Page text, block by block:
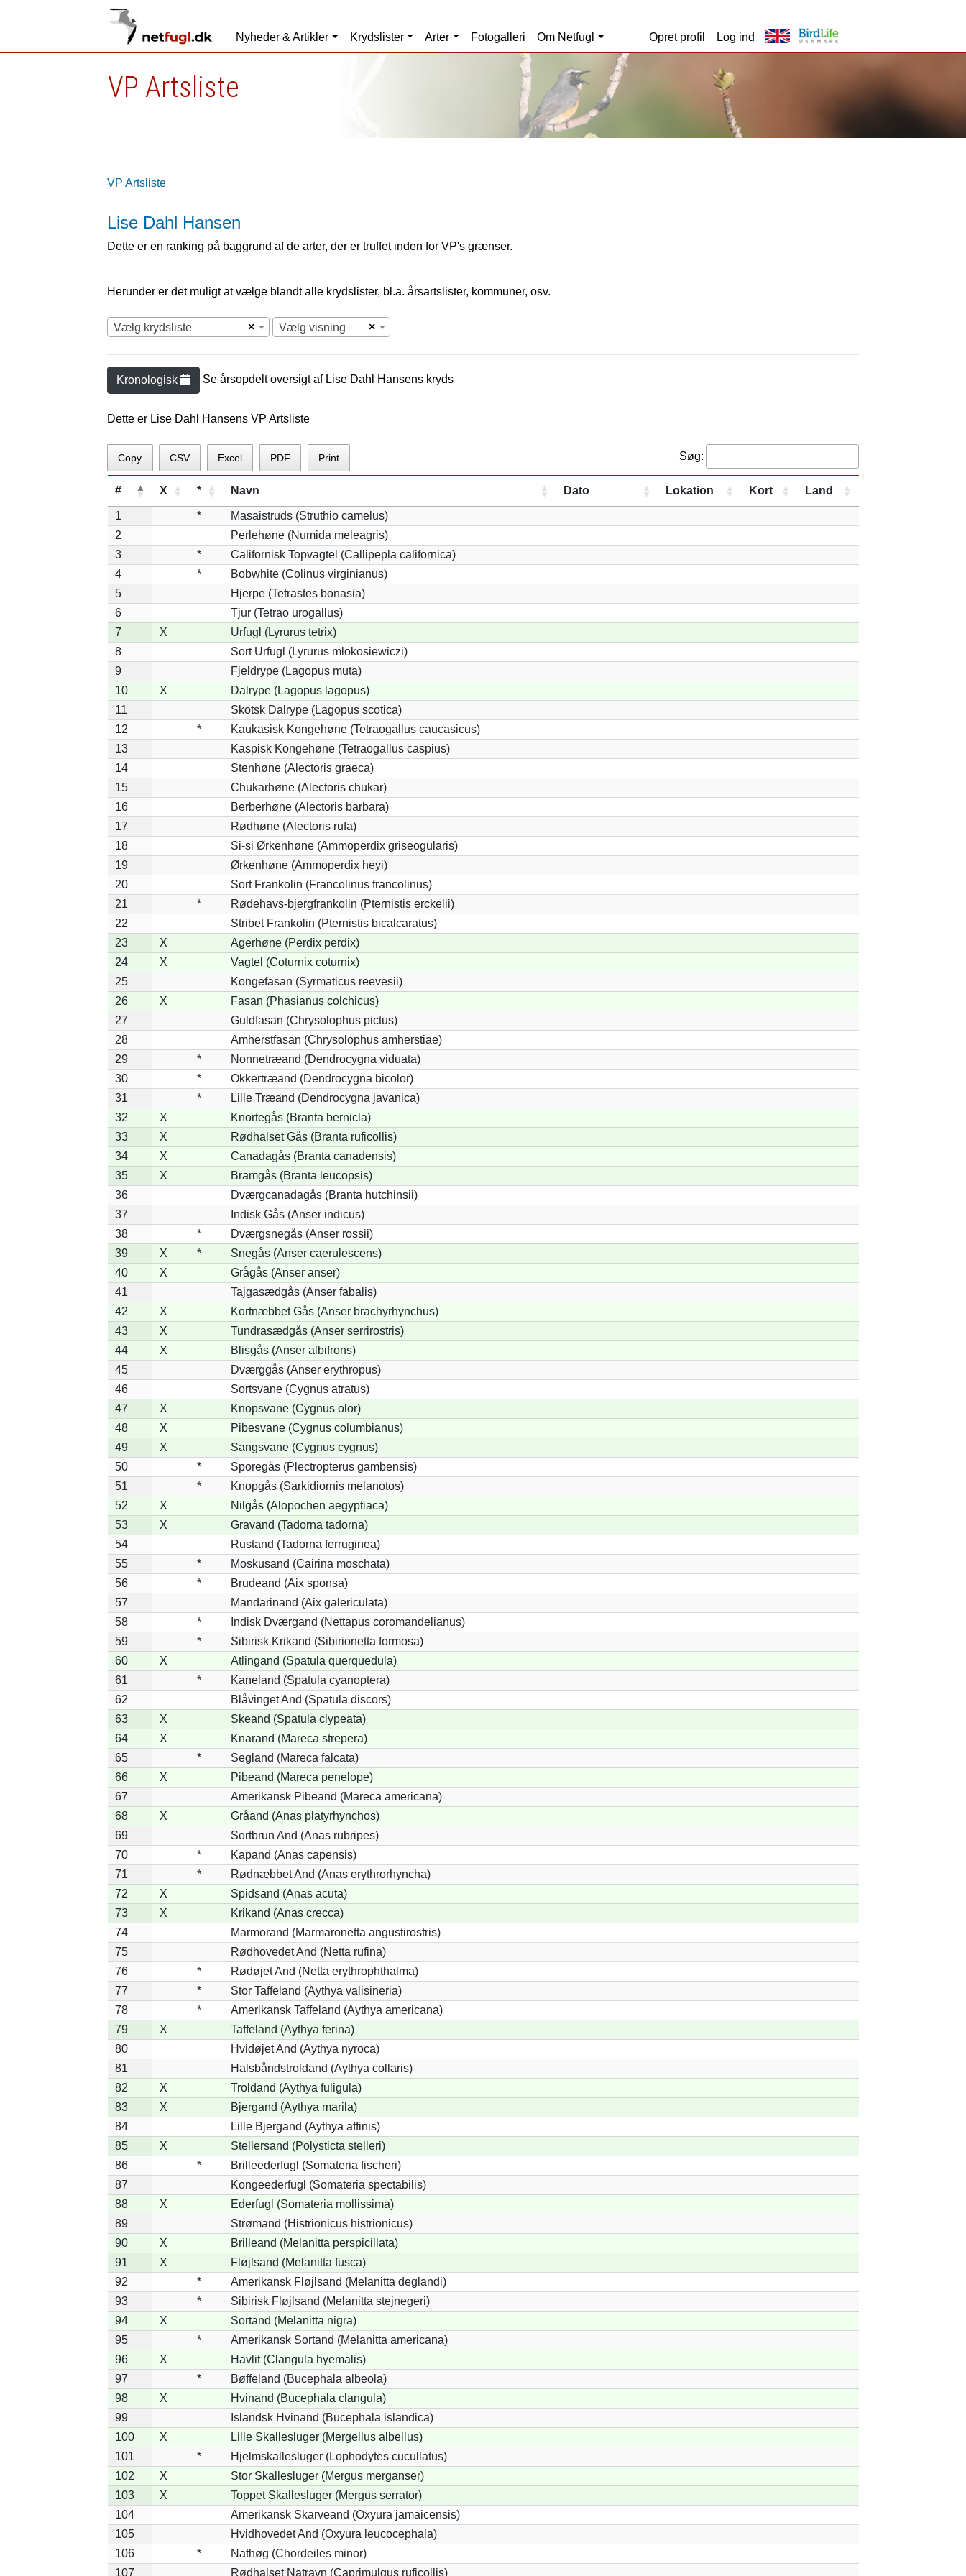
Nyheder & Artikler Krydslister Arter Fotogalleri Om Netfugl Opret profil Log ind
VP Artsliste
VP Artsliste
Lise Dahl Hansen
Dette er en ranking på baggrund af de arter, der er truffet inden for VP's grænser.
Herunder er det muligt at vælge blandt alle krydslister, bl.a. årsartslister, kommuner, osv.
×
Vælg krydsliste ×
Vælg visning
Kronologisk Se årsopdelt oversigt af Lise Dahl Hansens kryds
Dette er Lise Dahl Hansens VP Artsliste
Copy CSV Excel PDF Print Søg:
# X * Navn Dato Lokation Kort Land
1 *
Masaistruds (Struthio camelus)
2
Perlehøne (Numida meleagris)
3
*
Californisk Topvagtel (Callipepla californica)
4
*
Bobwhite (Colinus virginianus)
5
Hjerpe (Tetrastes bonasia)
6
Tjur (Tetrao urogallus)
7
X
Urfugl (Lyrurus tetrix)
8
Sort Urfugl (Lyrurus mlokosiewiczi)
9
Fjeldrype (Lagopus muta)
10
X
Dalrype (Lagopus lagopus)
11
Skotsk Dalrype (Lagopus scotica)
12
*
Kaukasisk Kongehøne (Tetraogallus caucasicus)
13
Kaspisk Kongehøne (Tetraogallus caspius)
14
Stenhøne (Alectoris graeca)
15
Chukarhøne (Alectoris chukar)
16
Berberhøne (Alectoris barbara)
17
Rødhøne (Alectoris rufa)
18
Si-si Ørkenhøne (Ammoperdix griseogularis)
19
Ørkenhøne (Ammoperdix heyi)
20
Sort Frankolin (Francolinus francolinus)
21
*
Rødehavs-bjergfrankolin (Pternistis erckelii)
22
Stribet Frankolin (Pternistis bicalcaratus)
23
X
Agerhøne (Perdix perdix)
24
X
Vagtel (Coturnix coturnix)
25
Kongefasan (Syrmaticus reevesii)
26
X
Fasan (Phasianus colchicus)
27
Guldfasan (Chrysolophus pictus)
28
Amherstfasan (Chrysolophus amherstiae)
29
*
Nonnetræand (Dendrocygna viduata)
30
*
Okkertræand (Dendrocygna bicolor)
31
*
Lille Træand (Dendrocygna javanica)
32
X
Knortegås (Branta bernicla)
33
X
Rødhalset Gås (Branta ruficollis)
34
X
Canadagås (Branta canadensis)
35
X
Bramgås (Branta leucopsis)
36
Dværgcanadagås (Branta hutchinsii)
37
Indisk Gås (Anser indicus)
38
*
Dværgsnegås (Anser rossii)
39
X *
Snegås (Anser caerulescens)
40
X
Grågås (Anser anser)
41
Tajgasædgås (Anser fabalis)
42
X
Kortnæbbet Gås (Anser brachyrhynchus)
43
X
Tundrasædgås (Anser serrirostris)
44
X
Blisgås (Anser albifrons)
45
Dværggås (Anser erythropus)
46
Sortsvane (Cygnus atratus)
47
X
Knopsvane (Cygnus olor)
48
X
Pibesvane (Cygnus columbianus)
49
X
Sangsvane (Cygnus cygnus)
50
*
Sporegås (Plectropterus gambensis)
51
*
Knopgås (Sarkidiornis melanotos)
52
X
Nilgås (Alopochen aegyptiaca)
53
X
Gravand (Tadorna tadorna)
54
Rustand (Tadorna ferruginea)
55
*
Moskusand (Cairina moschata)
56
*
Brudeand (Aix sponsa)
57
Mandarinand (Aix galericulata)
58
*
Indisk Dværgand (Nettapus coromandelianus)
59
*
Sibirisk Krikand (Sibirionetta formosa)
60
X
Atlingand (Spatula querquedula)
61
*
Kaneland (Spatula cyanoptera)
62
Blåvinget And (Spatula discors)
63
X
Skeand (Spatula clypeata)
64
X
Knarand (Mareca strepera)
65
*
Segland (Mareca falcata)
66
X
Pibeand (Mareca penelope)
67
Amerikansk Pibeand (Mareca americana)
68
X
Gråand (Anas platyrhynchos)
69
Sortbrun And (Anas rubripes)
70
*
Kapand (Anas capensis)
71
*
Rødnæbbet And (Anas erythrorhyncha)
72
X
Spidsand (Anas acuta)
73
X
Krikand (Anas crecca)
74
Marmorand (Marmaronetta angustirostris)
75
Rødhovedet And (Netta rufina)
76
*
Rødøjet And (Netta erythrophthalma)
77
*
Stor Taffeland (Aythya valisineria)
78
*
Amerikansk Taffeland (Aythya americana)
79
X
Taffeland (Aythya ferina)
80
Hvidøjet And (Aythya nyroca)
81
Halsbåndstroldand (Aythya collaris)
82
X
Troldand (Aythya fuligula)
83
X
Bjergand (Aythya marila)
84
Lille Bjergand (Aythya affinis)
85
X
Stellersand (Polysticta stelleri)
86
*
Brilleederfugl (Somateria fischeri)
87
Kongeederfugl (Somateria spectabilis)
88
X
Ederfugl (Somateria mollissima)
89
Strømand (Histrionicus histrionicus)
90
X
Brilleand (Melanitta perspicillata)
91
X
Fløjlsand (Melanitta fusca)
92
*
Amerikansk Fløjlsand (Melanitta deglandi)
93
*
Sibirisk Fløjlsand (Melanitta stejnegeri)
94
X
Sortand (Melanitta nigra)
95
*
Amerikansk Sortand (Melanitta americana)
96
X
Havlit (Clangula hyemalis)
97
*
Bøffeland (Bucephala albeola)
98
X
Hvinand (Bucephala clangula)
99
Islandsk Hvinand (Bucephala islandica)
100
X
Lille Skallesluger (Mergellus albellus)
101
*
Hjelmskallesluger (Lophodytes cucullatus)
102
X
Stor Skallesluger (Mergus merganser)
103
X
Toppet Skallesluger (Mergus serrator)
104
Amerikansk Skarveand (Oxyura jamaicensis)
105
Hvidhovedet And (Oxyura leucocephala)
106
*
Nathøg (Chordeiles minor)
107
Rødhalset Natravn (Caprimulgus ruficollis)